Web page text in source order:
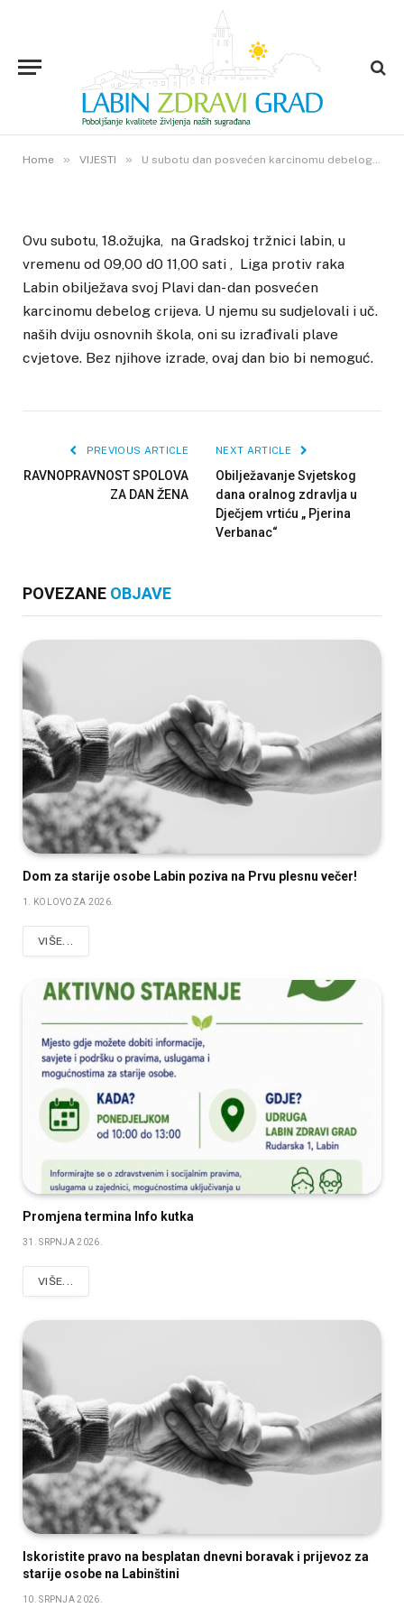
Home » VIJESTI » U subotu dan posvećen karcinomu debelog crijeva
U subotu dan posvećen
karcinomu debelog crijeva
16. OŽUJKA 2017. 0VIEWS
Ovu subotu, 18.ožujka, na Gradskoj tržnici labin, u
vremenu od 09,00 d0 11,00 sati , Liga protiv raka
Labin obilježava svoj Plavi dan- dan posvećen
karcinomu debelog crijeva. U njemu su sudjelovali i uč.
naših dviju osnovnih škola, oni su izrađivali plave
cvjetove. Bez njihove izrade, ovaj dan bio bi nemoguć.
PREVIOUS ARTICLE
RAVNOPRAVNOST SPOLOVA
ZA DAN ŽENA
NEXT ARTICLE
Obilježavanje Svjetskog
dana oralnog zdravlja u
Dječjem vrtiću „ Pjerina
Verbanac“
POVEZANE OBJAVE
Dom za starije osobe Labin poziva na Prvu plesnu večer!
1. KOLOVOZA 2026.
VIŠE...
Promjena termina Info kutka
31. SRPNJA 2026.
VIŠE...
Iskoristite pravo na besplatan dnevni boravak i prijevoz za
starije osobe na Labinštini
10. SRPNJA 2026.